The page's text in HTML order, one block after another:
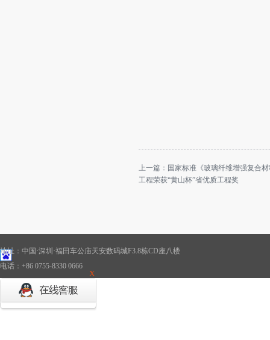
上一篇： 国家标准《玻璃纤维增强复合
工程荣获“黄山杯”省优质工程奖
地址：中国·深圳·福田车公庙天安数码城F3.8栋CD座八楼
电话：+86 0755-8330 0666
X